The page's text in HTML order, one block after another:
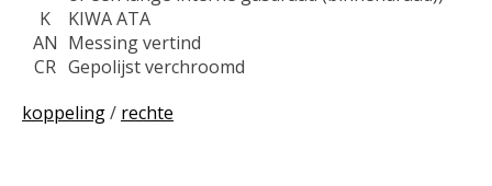
K
KIWA ATA
AN Messing vertind
CR Gepolijst verchroomd
koppeling/ rechte